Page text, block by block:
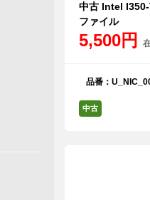
中古 Intel
ファイル
5,500円
品番：
中古